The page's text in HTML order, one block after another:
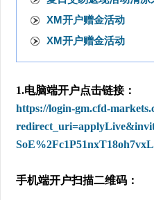
XM开户赠金活动
XM开户赠金活动
1.电脑端开户点击链接：
https://login-gm.cfd-
手机端开户扫描二维码：